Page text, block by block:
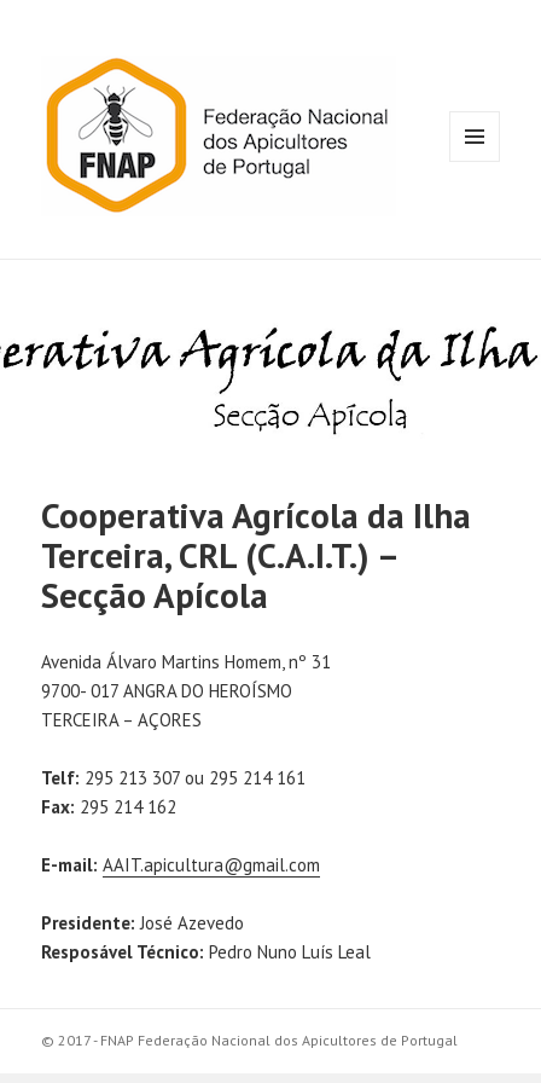
Cooperativa Agrícola da Ilha
Terceira, CRL (C.A.I.T.) –
Secção Apícola
Avenida Álvaro Martins Homem, nº 31
9700- 017 ANGRA DO HEROÍSMO
TERCEIRA – AÇORES
Telf: 295 213 307 ou 295 214 161
Fax: 295 214 162
E-mail: AAIT.apicultura@gmail.com
Presidente: José Azevedo
Resposável Técnico: Pedro Nuno Luís Leal
© 2017 - FNAP Federação Nacional dos Apicultores de Portugal